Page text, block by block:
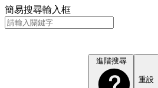
簡易搜尋輸入框
進階搜尋
重設